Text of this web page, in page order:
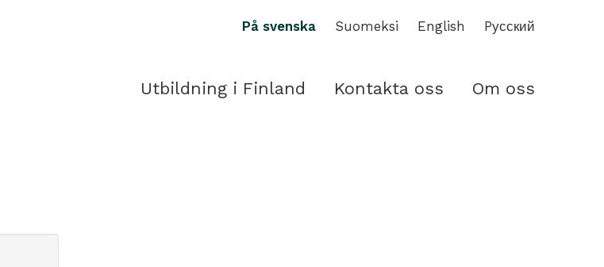
På svenska Suomeksi English Pусский
Utbildning i Finland Kontakta oss Om oss